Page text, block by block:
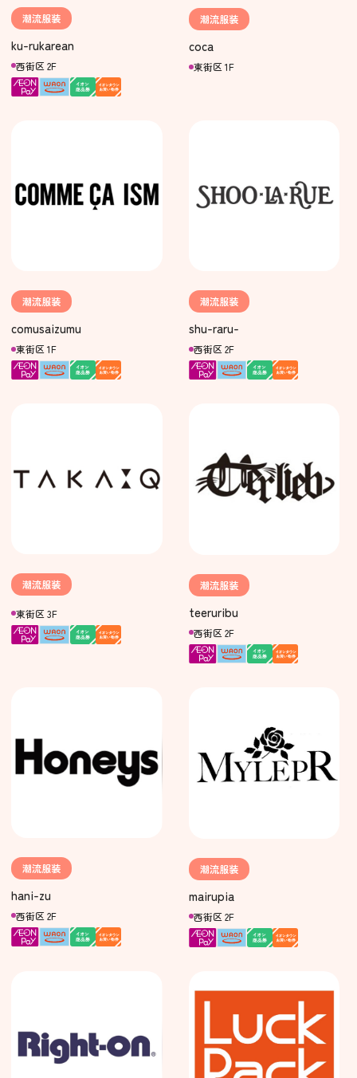
潮流服装
ku-rukarean
西街区 2F
潮流服装
coca
東街区 1F
潮流服装
comusaizumu
東街区 1F
潮流服装
shu-raru-
西街区 2F
潮流服装
東街区 3F
潮流服装
teeruribu
西街区 2F
潮流服装
hani-zu
西街区 2F
潮流服装
mairupia
西街区 2F